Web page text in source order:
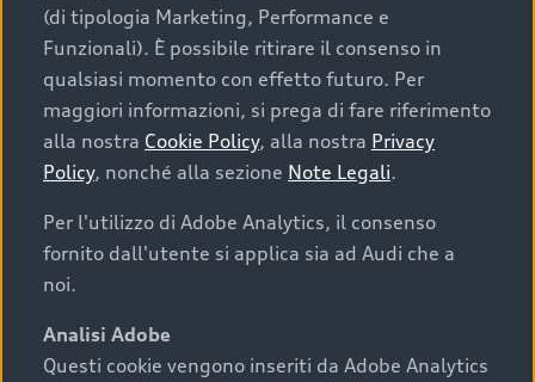
Cosa sapere prima di
acquistare la tua prossima
auto
I requisiti fondamentali da considerare prima di
acquistare un’auto usata, oltre al prezzo e all'aspetto,
chilometraggio: un valore contenuto corrisponde a
(di tipologia Marketing, Performance e
Funzionali). È possibile ritirare il consenso in
qualsiasi momento con effetto futuro. Per
maggiori informazioni, si prega di fare riferimento
alla nostra Cookie Policy, alla nostra Privacy
Policy, nonché alla sezione Note Legali.
Per l'utilizzo di Adobe Analytics, il consenso
fornito dall'utente si applica sia ad Audi che a
noi.
Analisi Adobe
Questi cookie vengono inseriti da Adobe Analytics